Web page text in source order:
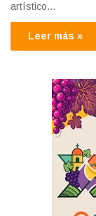
artístico…
Leer más »